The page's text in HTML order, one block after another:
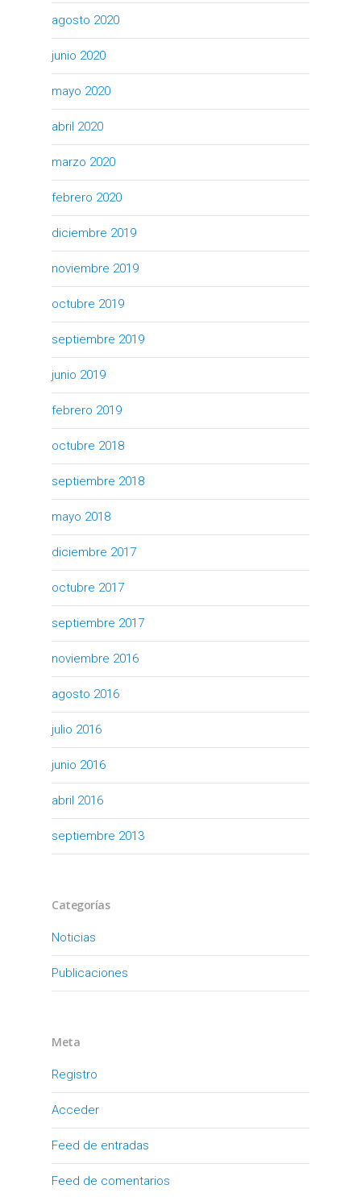
agosto 2020
junio 2020
mayo 2020
abril 2020
marzo 2020
febrero 2020
diciembre 2019
noviembre 2019
octubre 2019
septiembre 2019
junio 2019
febrero 2019
octubre 2018
septiembre 2018
mayo 2018
diciembre 2017
octubre 2017
septiembre 2017
noviembre 2016
agosto 2016
julio 2016
junio 2016
abril 2016
septiembre 2013
Categorías
Noticias
Publicaciones
Meta
Registro
Acceder
Feed de entradas
Feed de comentarios